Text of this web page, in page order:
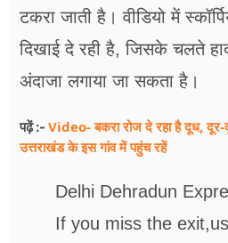
टकरा जाती है। वीडियो में
दिखाई दे रही है, जिसके चलते
अंदाजा लगाया जा सकता है।
पढ़ें :- Video- बकरा रोज दे रहा है दूध,
उत्तराखंड के इस गांव में पहुंच रहें
Delhi Dehradun
If you miss the